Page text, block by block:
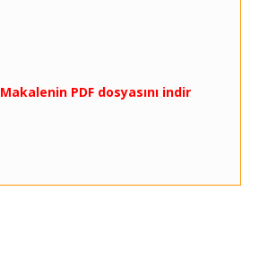
Makalenin PDF dosyasını indir